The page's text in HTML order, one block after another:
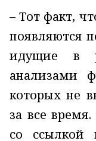
– Тот факт,
появляются
идущие в
анализами
которых не
за все
со ссылкой